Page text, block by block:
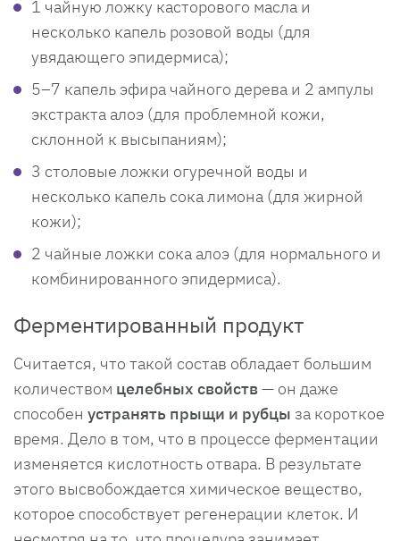
1 чайную ложку касторового масла и
несколько капель розовой воды (для
увядающего эпидермиса);
5–7 капель эфира чайного дерева и 2 ампулы
экстракта алоэ (для проблемной кожи,
склонной к высыпаниям);
3 столовые ложки огуречной воды и
несколько капель сока лимона (для жирной
кожи);
2 чайные ложки сока алоэ (для нормального и
комбинированного эпидермиса).
Ферментированный продукт
Считается, что такой состав обладает большим
количеством целебных свойств— он даже
способен устранять прыщи и рубцы за короткое
время. Дело в том, что в процессе ферментации
изменяется кислотность отвара. В результате
этого высвобождается химическое вещество,
которое способствует регенерации клеток. И